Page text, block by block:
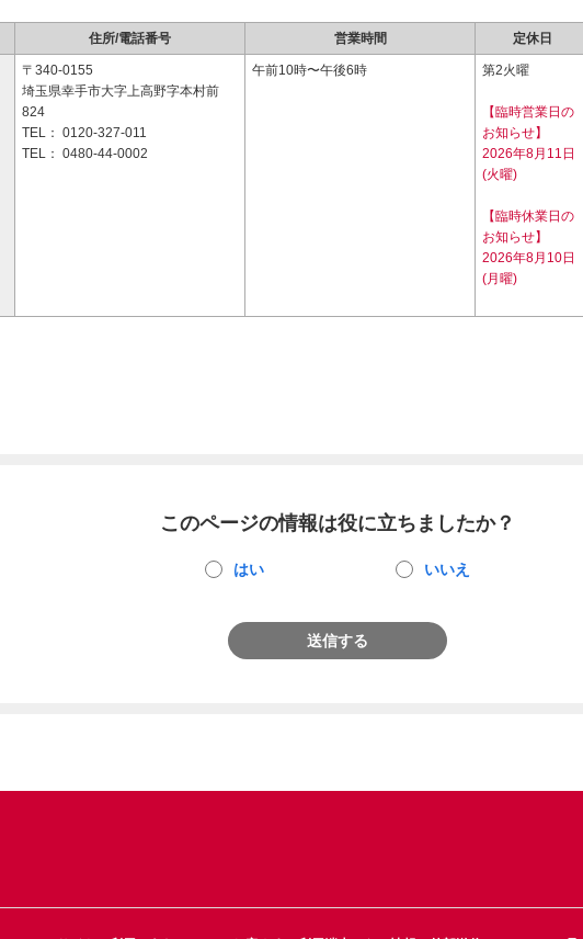
住所/電話番号 営業時間 定休日
〒340-0155
埼玉県幸手市大字上高野字本村前
824
TEL： 0120-327-011
TEL： 0480-44-0002
午前10時〜午後6時 第2火曜
【臨時営業日の
お知らせ】
2026年8月11日
(火曜)
【臨時休業日の
お知らせ】
2026年8月10日
(月曜)
このページの情報は役に立ちましたか？
はい いいえ
送信する